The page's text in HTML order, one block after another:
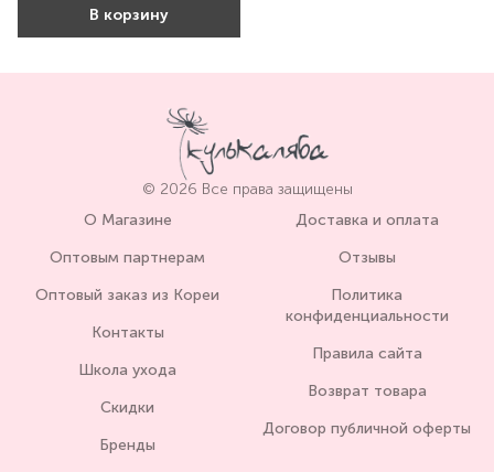
В корзину
© 2026 Все права защищены
О Магазине
Оптовым партнерам
Оптовый заказ из Кореи
Контакты
Школа ухода
Скидки
Бренды
Доставка и оплата
Отзывы
Политика
конфиденциальности
Правила сайта
Возврат товара
Договор публичной оферты